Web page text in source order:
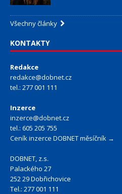
Všechny články
KONTAKTY
Redakce
redakce@dobnet.cz
tel.: 277 001 111
Inzerce
inzerce@dobnet.cz
tel.: 605 205 755
Ceník inzerce DOBNET měsíčník →
DOBNET, z.s.
Palackého 27
252 29 Dobřichovice
Tel.: 277 001 111